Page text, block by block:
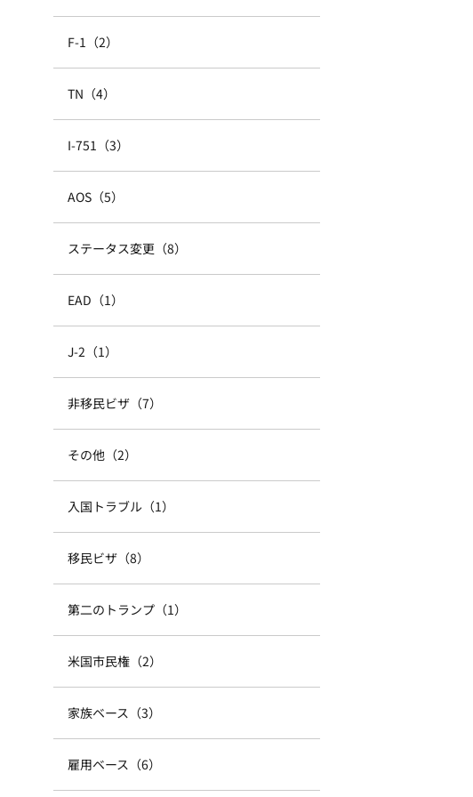
F-1（2）
TN（4）
I-751（3）
AOS（5）
ステータス変更（8）
EAD（1）
J-2（1）
非移民ビザ（7）
その他（2）
入国トラブル（1）
移民ビザ（8）
第二のトランプ（1）
米国市民権（2）
家族ベース（3）
雇用ベース（6）